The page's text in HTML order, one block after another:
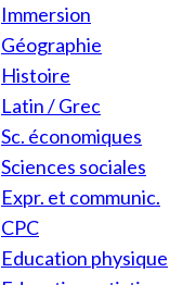
Immersion
Géographie
Histoire
Latin / Grec
Sc. économiques
Sciences sociales
Expr. et communic.
CPC
Education physique